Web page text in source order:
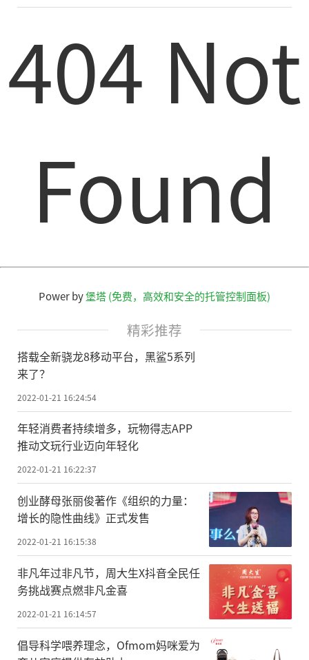
404 Not
Found
Power by堡塔 (免费，高效和安全的托管控制面板)
精彩推荐
搭载全新骁龙8移动平台，黑鲨5系列
来了？
2022-01-21 16:24:54
年轻消费者持续增多，玩物得志APP
推动文玩行业迈向年轻化
2022-01-21 16:22:37
创业酵母张丽俊著作《组织的力量：
增长的隐性曲线》正式发售
2022-01-21 16:15:38
非凡年过非凡节，周大生X抖音全民任
务挑战赛点燃非凡金喜
2022-01-21 16:14:57
倡导科学喂养理念，Ofmom妈咪爱为